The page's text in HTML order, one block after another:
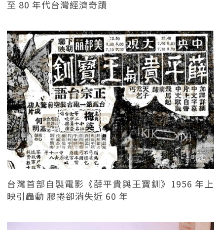
至 80 年代台灣經濟奇蹟
台灣首部自製電影《薛平貴與王寶釧》1956 年上
映引轟動 膠捲卻消失近 60 年